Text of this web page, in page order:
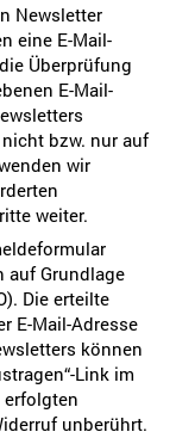
Newsletter
eine E-Mail-
Überprüfung
E-Mail-
bzw. nur auf
wir
weiter.
auf Grundlage
Die erteilte
E-Mail-Adresse
können
Link im
erfolgten
unberührt.